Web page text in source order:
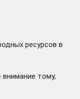
ресурсов в
тому,